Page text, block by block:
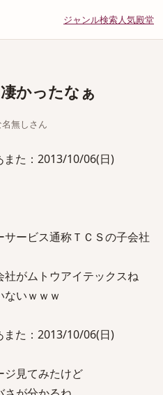
ジャンル検索人気殿堂
かったなぁ
無しさん
また：2013/10/06(日)
ービス通称ＴＣＳの子会社
がムトウアイテックスね
いｗｗｗ
また：2013/10/06(日)
ジ見てみたけど